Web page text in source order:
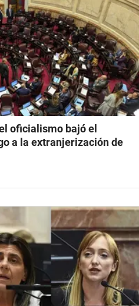
oficialismo bajó el
a la extranjerización de